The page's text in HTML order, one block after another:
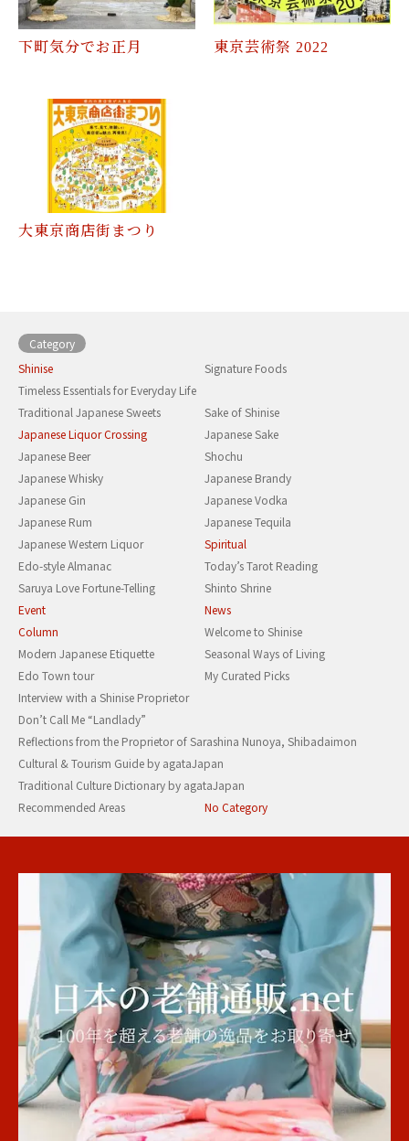
下町気分でお正月 東京芸術祭 2022
大東京商店街まつり
Category
Shinise
Signature Foods
Timeless Essentials for Everyday Life
Traditional Japanese Sweets
Sake of Shinise
Japanese Liquor Crossing
Japanese Sake
Japanese Beer
Shochu
Japanese Whisky
Japanese Brandy
Japanese Gin
Japanese Vodka
Japanese Rum
Japanese Tequila
Japanese Western Liquor
Spiritual
Edo-style Almanac
Today’s Tarot Reading
Saruya Love Fortune-Telling
Shinto Shrine
Event
News
Column
Welcome to Shinise
Modern Japanese Etiquette
Seasonal Ways of Living
Edo Town tour
My Curated Picks
Interview with a Shinise Proprietor
Don’t Call Me “Landlady”
Reflections from the Proprietor of Sarashina Nunoya, Shibadaimon
Cultural & Tourism Guide by agataJapan
Traditional Culture Dictionary by agataJapan
Recommended Areas
No Category